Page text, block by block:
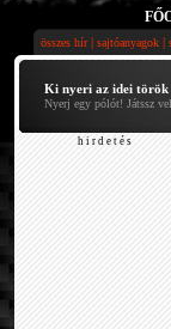
összes hír| sajtóanyagok |
Ki nyeri az idei
Nyerj egy pólót! Játssz
h i r d e t é s